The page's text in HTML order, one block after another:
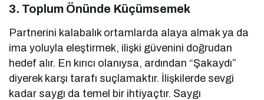
3. Toplum Önünde Küçümsemek
Partnerini kalabalık ortamlarda alaya almak ya da
ima yoluyla eleştirmek, ilişki güvenini doğrudan
hedef alır. En kırıcı olanıysa, ardından “Şakaydı”
diyerek karşı tarafı suçlamaktır. İlişkilerde sevgi
kadar saygı da temel bir ihtiyaçtır. Saygı